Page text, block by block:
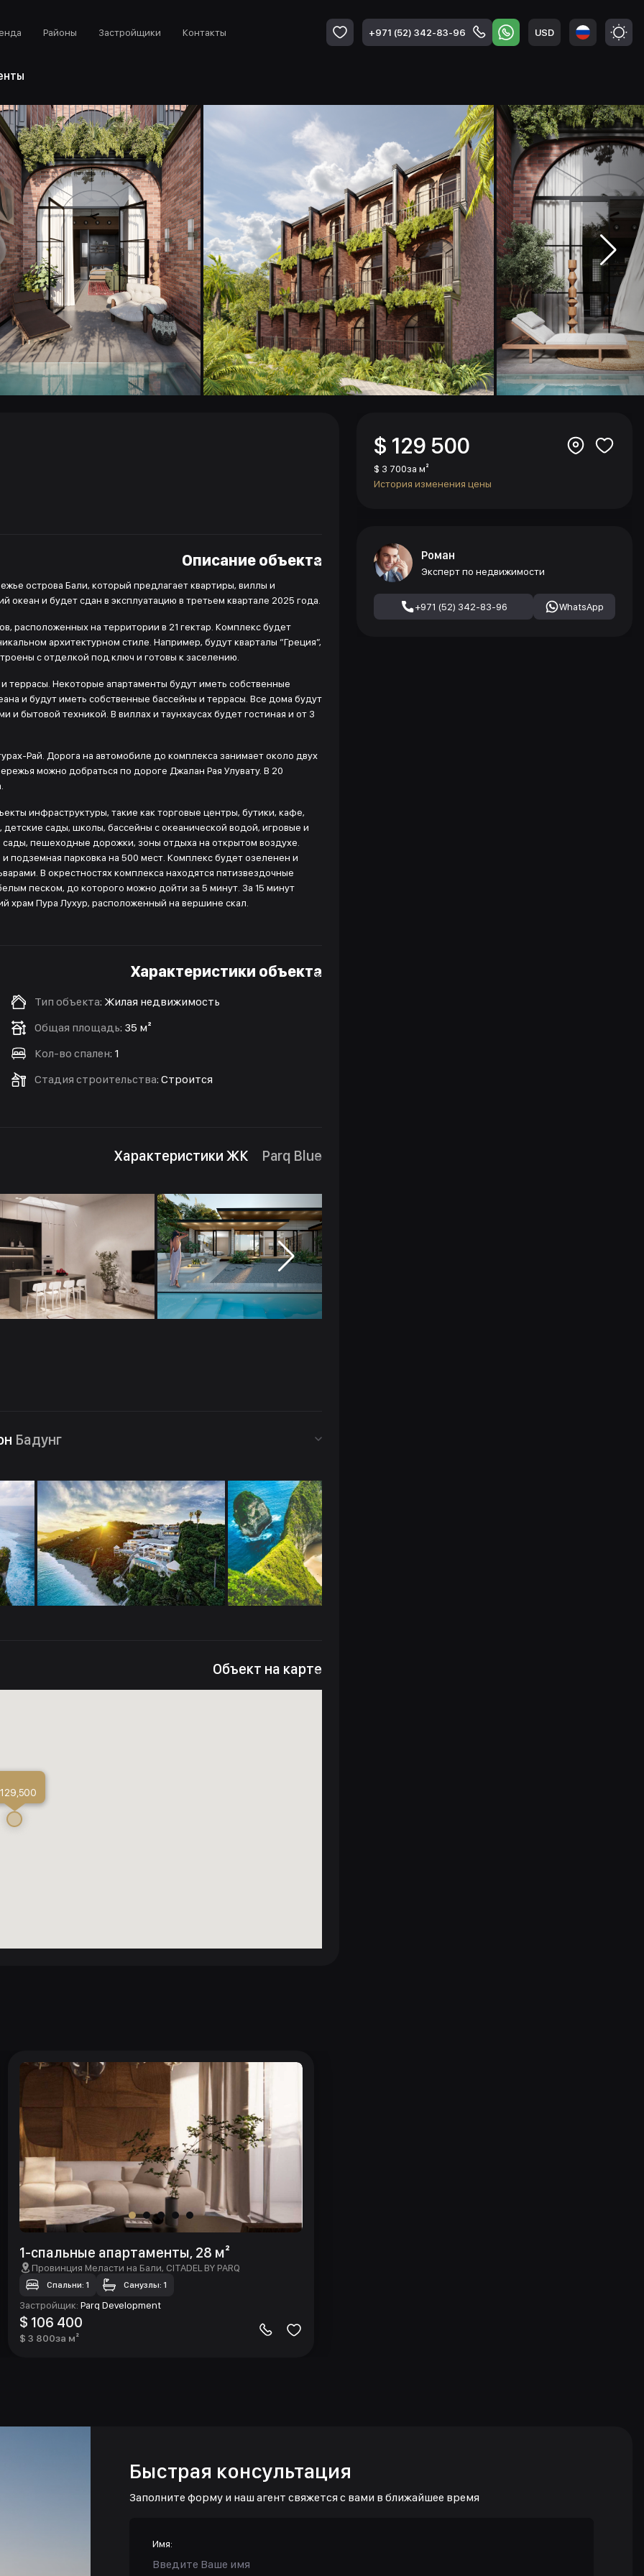
Районы Застройщики Контакты +971 (52) 342-83-96 USD
Описание объекта
острова Бали, который предлагает квартиры, виллы и
и будет сдан в эксплуатацию в третьем квартале 2025 года.
расположенных на территории в 21 гектар. Комплекс будет
архитектурном стиле. Например, будут кварталы “Греция”,
с отделкой под ключ и готовы к заселению.
террасы. Некоторые апартаменты будут иметь собственные
и будут иметь собственные бассейны и террасы. Все дома будут
бытовой техникой. В виллах и таунхаусах будет гостиная и от 3
Рай. Дорога на автомобиле до комплекса занимает около двух
можно добраться по дороге Джалан Рая Улувату. В 20
инфраструктуры, такие как торговые центры, бутики, кафе,
сады, школы, бассейны с океанической водой, игровые и
пешеходные дорожки, зоны отдыха на открытом воздухе.
подземная парковка на 500 мест. Комплекс будет озеленен и
В окрестностях комплекса находятся пятизвездочные
песком, до которого можно дойти за 5 минут. За 15 минут
храм Пура Лухур, расположенный на вершине скал.
Характеристики объекта
Тип объекта: Жилая недвижимость
Общая площадь: 35 м²
Кол-во спален: 1
Стадия строительства: Строится
Характеристики ЖК Parq Blue
Бадунг
Объект на карте
$ 129 500
$ 3 700за м²
История изменения цены
Роман
Эксперт по недвижимости
+971 (52) 342-83-96 WhatsApp
1-спальные апартаменты, 28 м²
Провинция Меласти на Бали, CITADEL BY PARQ
Спальни: 1 Санузлы: 1
Застройщик: Parq Development
$ 106 400
$ 3 800за м²
Быстрая консультация
Заполните форму и наш агент свяжется с вами в ближайшее время
Имя: